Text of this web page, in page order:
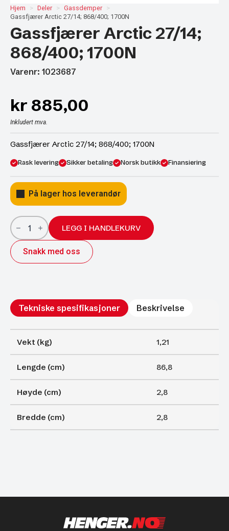
Hjem Deler
Gassdemper
Gassfjærer Arctic 27/14; 868/400; 1700N
Gassfjærer Arctic 27/14;
868/400; 1700N
Varenr: 1023687
kr 885,00
Inkludert mva.
Gassfjærer Arctic 27/14; 868/400; 1700N
Rask levering Sikker betaling Norsk butikk Finansiering
På lager hos leverandør
Gassfjærer
Arctic
27/14;
868/400;
1700N
antall
LEGG I HANDLEKURV
Snakk med oss
Tekniske spesifikasjoner Beskrivelse
Vekt (kg) 1,21
Lengde (cm) 86,8
Høyde (cm) 2,8
Bredde (cm) 2,8